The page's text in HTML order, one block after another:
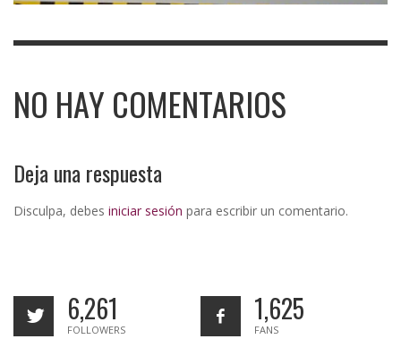
NO HAY COMENTARIOS
Deja una respuesta
Disculpa, debes iniciar sesión para escribir un comentario.
6,261
FOLLOWERS
1,625
FANS